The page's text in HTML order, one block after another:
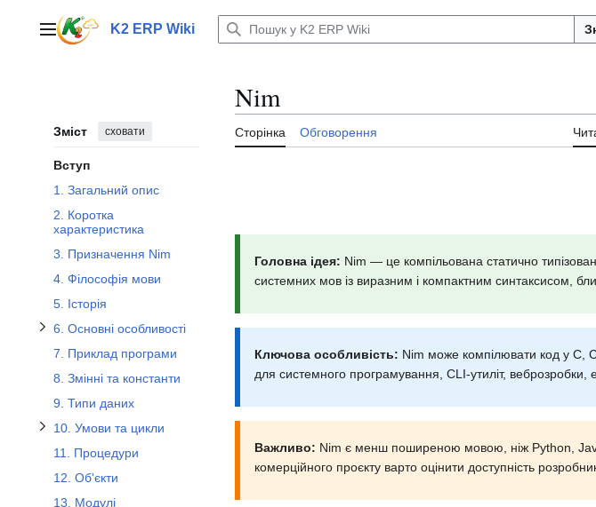
вмісту Головне менюK2 ERP Wiki
Зміст сховати
Вступ
1. Загальний опис
2. Коротка
характеристика
3. Призначення Nim
4. Філософія мови
5. Історія
6. Основні особливості
Перемкнути підрозділ 6. Основні особливості
7. Приклад програми
8. Змінні та константи
9. Типи даних
10. Умови та цикли
Перемкнути підрозділ 10. Умови та цикли
11. Процедури
12. Об'єкти
13. Модулі
Nim
Сторінка Обговорення
Головна ідея: Nim — це компільована статично
системних мов із виразним і компактним синтаксисом,
Ключова особливість: Nim може компілювати код у C,
для системного програмування, CLI-утиліт, веброзробки,
Важливо: Nim є менш поширеною мовою, ніж Python,
комерційного проєкту варто оцінити доступність